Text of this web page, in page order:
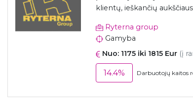
klientų, ieškančių
Ryterna group
Gamyba
Nuo: 1175 iki 1815 Eur (į
14.4% Darbuotojų kaitos